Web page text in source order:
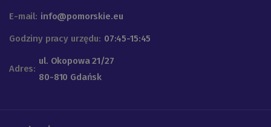
E-mail: info@pomorskie.eu
Godziny pracy urzędu: 07:45-15:45
Adres:
ul. Okopowa 21/27
80-810 Gdańsk